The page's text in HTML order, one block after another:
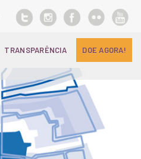
TRANSPARÊNCIA DOE AGORA!